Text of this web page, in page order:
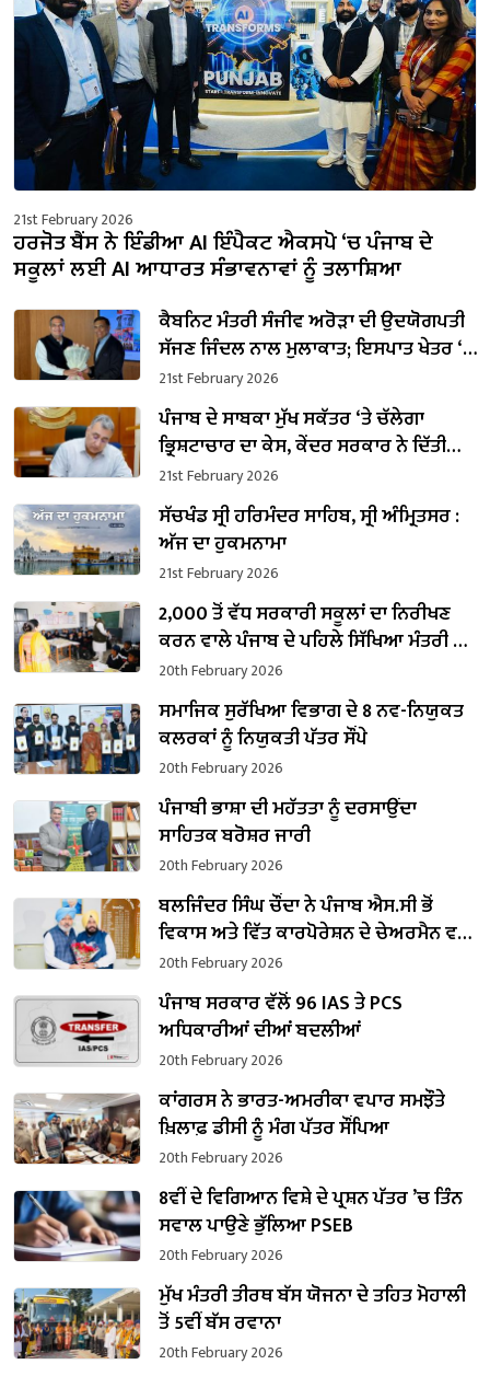
21st February 2026
ਹਰਜੋਤ ਬੈਂਸ ਨੇ ਇੰਡੀਆ AI ਇੰਪੈਕਟ ਐਕਸਪੋ ‘ਚ ਪੰਜਾਬ ਦੇ
ਸਕੂਲਾਂ ਲਈ AI ਆਧਾਰਤ ਸੰਭਾਵਨਾਵਾਂ ਨੂੰ ਤਲਾਸ਼ਿਆ
ਕੈਬਨਿਟ ਮੰਤਰੀ ਸੰਜੀਵ ਅਰੋੜਾ ਦੀ ਉਦਯੋਗਪਤੀ
ਸੱਜਣ ਜਿੰਦਲ ਨਾਲ ਮੁਲਾਕਾਤ; ਇਸਪਾਤ ਖੇਤਰ ‘ਚ
₹1,500 ਕਰੋੜ ਨਿਵੇਸ਼ ਦਾ ਐਲਾਨ
21st February 2026
ਪੰਜਾਬ ਦੇ ਸਾਬਕਾ ਮੁੱਖ ਸਕੱਤਰ ‘ਤੇ ਚੱਲੇਗਾ
ਭ੍ਰਿਸ਼ਟਾਚਾਰ ਦਾ ਕੇਸ, ਕੇਂਦਰ ਸਰਕਾਰ ਨੇ ਦਿੱਤੀ
ਪ੍ਰਵਾਨਗੀ
21st February 2026
ਸੱਚਖੰਡ ਸ੍ਰੀ ਹਰਿਮੰਦਰ ਸਾਹਿਬ, ਸ੍ਰੀ ਅੰਮ੍ਰਿਤਸਰ :
ਅੱਜ ਦਾ ਹੁਕਮਨਾਮਾ
21st February 2026
2,000 ਤੋਂ ਵੱਧ ਸਰਕਾਰੀ ਸਕੂਲਾਂ ਦਾ ਨਿਰੀਖਣ
ਕਰਨ ਵਾਲੇ ਪੰਜਾਬ ਦੇ ਪਹਿਲੇ ਸਿੱਖਿਆ ਮੰਤਰੀ ਬਣੇ
ਹਰਜੋਤ ਸਿੰਘ ਬੈਂਸ
20th February 2026
ਸਮਾਜਿਕ ਸੁਰੱਖਿਆ ਵਿਭਾਗ ਦੇ 8 ਨਵ-ਨਿਯੁਕਤ
ਕਲਰਕਾਂ ਨੂੰ ਨਿਯੁਕਤੀ ਪੱਤਰ ਸੌਂਪੇ
20th February 2026
ਪੰਜਾਬੀ ਭਾਸ਼ਾ ਦੀ ਮਹੱਤਤਾ ਨੂੰ ਦਰਸਾਉਂਦਾ
ਸਾਹਿਤਕ ਬਰੋਸ਼ਰ ਜਾਰੀ
20th February 2026
ਬਲਜਿੰਦਰ ਸਿੰਘ ਚੌਂਦਾ ਨੇ ਪੰਜਾਬ ਐਸ.ਸੀ ਭੋਂ
ਵਿਕਾਸ ਅਤੇ ਵਿੱਤ ਕਾਰਪੋਰੇਸ਼ਨ ਦੇ ਚੇਅਰਮੈਨ ਵਜੋਂ
ਸੰਭਾਲਿਆ ਕਾਰਜਭਾਰ
20th February 2026
ਪੰਜਾਬ ਸਰਕਾਰ ਵੱਲੋਂ 96 IAS ਤੇ PCS
ਅਧਿਕਾਰੀਆਂ ਦੀਆਂ ਬਦਲੀਆਂ
20th February 2026
ਕਾਂਗਰਸ ਨੇ ਭਾਰਤ-ਅਮਰੀਕਾ ਵਪਾਰ ਸਮਝੌਤੇ
ਖ਼ਿਲਾਫ਼ ਡੀਸੀ ਨੂੰ ਮੰਗ ਪੱਤਰ ਸੌਂਪਿਆ
20th February 2026
8ਵੀਂ ਦੇ ਵਿਗਿਆਨ ਵਿਸ਼ੇ ਦੇ ਪ੍ਰਸ਼ਨ ਪੱਤਰ ’ਚ ਤਿੰਨ
ਸਵਾਲ ਪਾਉਣੇ ਭੁੱਲਿਆ PSEB
20th February 2026
ਮੁੱਖ ਮੰਤਰੀ ਤੀਰਥ ਬੱਸ ਯੋਜਨਾ ਦੇ ਤਹਿਤ ਮੋਹਾਲੀ
ਤੋਂ 5ਵੀਂ ਬੱਸ ਰਵਾਨਾ
20th February 2026